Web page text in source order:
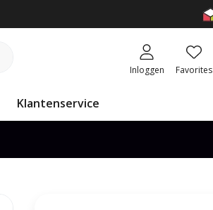
Inloggen Favorites
Klantenservice